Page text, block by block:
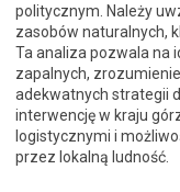
politycznym. Należy
zasobów naturalnych,
Ta analiza pozwala na
zapalnych,
adekwatnych strategii
interwencję w kraju
logistycznymi i
przez lokalną ludność.